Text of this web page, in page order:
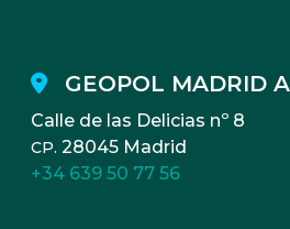
GEOPOL MADRID
Calle de las Delicias nº 8
CP. 28045 Madrid
+34 639 50 77 56